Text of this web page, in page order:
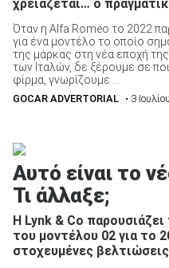
Μεταχειρισμένα
Επιχειρήσεις
χρειάζεται… ο
Όταν η Alfa Romeo το 2022
για ένα μοντέλο το οποίο
της μάρκας στη νέα εποχή
των Ιταλών, δε ξέρουμε σε
φίρμα, γνωρίζουμε ...
GOCAR ADVERTORIAL • 3
Αυτό είναι το
Τι άλλαξε;
Η Lynk & Co
του μοντέλου 02 για το
στοχευμένες